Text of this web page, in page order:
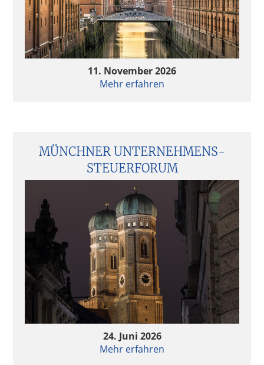
11. November 2026
Mehr erfahren
MÜNCHNER UNTERNEHMENS­
STEUERFORUM
24. Juni 2026
Mehr erfahren